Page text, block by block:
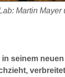
Martin
seinem